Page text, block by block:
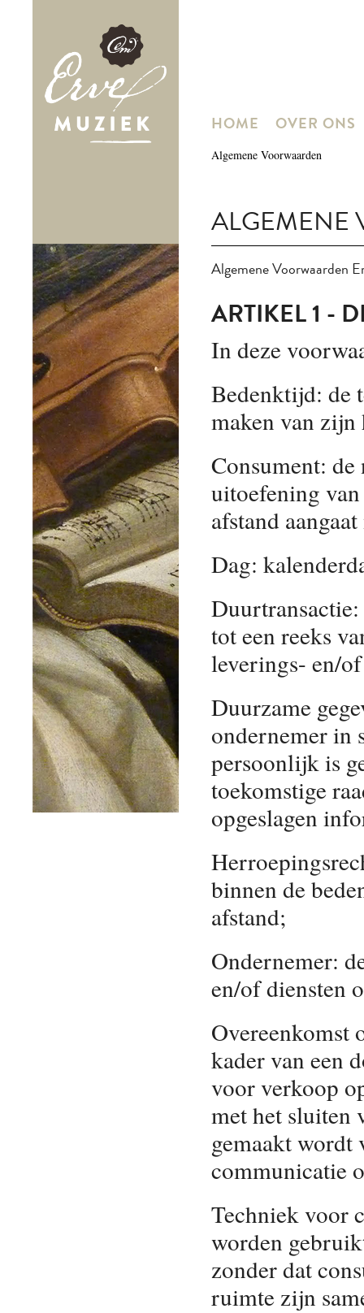
HOME OVER ONS
Algemene Voorwaarden
ALGEMENE
Algemene Voorwaarden
ARTIKEL 1 -
In deze
Bedenktijd: de
maken van
Consument:
uitoefening
afstand
Dag:
tot een reeks
leverings- en/
Duurzame
ondernemer in
persoonlijk is
toekomstige
opgeslagen
binnen de
afstand;
Ondernemer:
en/of diensten
Overeenkomst
kader van een
voor verkoop
met het sluiten
gemaakt wordt
communicatie
Techniek voor
worden
zonder dat
ruimte zijn